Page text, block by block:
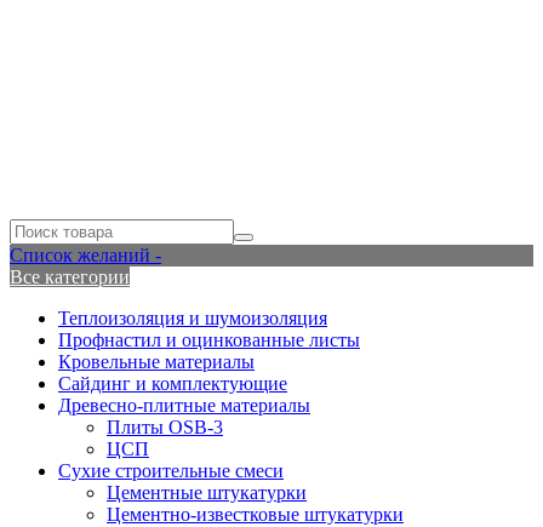
Список желаний -
Все категории
Теплоизоляция и шумоизоляция
Профнастил и оцинкованные листы
Кровельные материалы
Сайдинг и комплектующие
Древесно-плитные материалы
Плиты OSB-3
ЦСП
Сухие строительные смеси
Цементные штукатурки
Цементно-известковые штукатурки